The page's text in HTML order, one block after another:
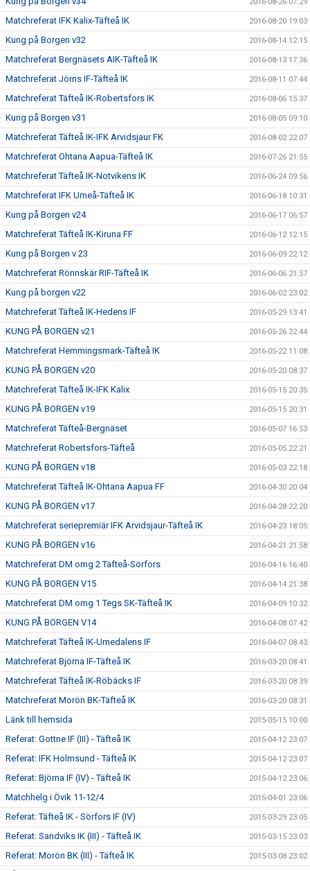
Matchreferat IFK Kalix-Täfteå IK 2016-08-20 19:03
Kung på Borgen v32 2016-08-14 12:15
Matchreferat Bergnäsets AIK-Täfteå IK 2016-08-13 17:36
Matchreferat Jörns IF-Täfteå IK 2016-08-11 07:44
Matchreferat Täfteå IK-Robertsfors IK 2016-08-06 15:37
Kung på Borgen v31 2016-08-05 09:10
Matchreferat Täfteå IK-IFK Arvidsjaur FK 2016-08-02 22:07
Matchreferat Ohtana Aapua-Täfteå IK 2016-07-26 21:55
Matchreferat Täfteå IK-Notvikens IK 2016-06-24 09:56
Matchreferat IFK Umeå-Täfteå IK 2016-06-18 10:31
Kung på Borgen v24 2016-06-17 06:57
Matchreferat Täfteå IK-Kiruna FF 2016-06-12 12:15
Kung på Borgen v 23 2016-06-09 22:12
Matchreferat Rönnskär RIF-Täfteå IK 2016-06-06 21:57
Kung på borgen v22 2016-06-02 23:02
Matchreferat Täfteå IK-Hedens IF 2016-05-29 13:41
KUNG PÅ BORGEN v21 2016-05-26 22:44
Matchreferat Hemmingsmark-Täfteå IK 2016-05-22 11:08
KUNG PÅ BORGEN v20 2016-05-20 08:37
Matchreferat Täfteå IK-IFK Kalix 2016-05-15 20:35
KUNG PÅ BORGEN v19 2016-05-15 20:31
Matchreferat Täfteå-Bergnäset 2016-05-07 16:53
Matchreferat Robertsfors-Täfteå 2016-05-05 22:21
KUNG PÅ BORGEN v18 2016-05-03 22:18
Matchreferat Täfteå IK-Ohtana Aapua FF 2016-04-30 20:04
KUNG PÅ BORGEN v17 2016-04-28 22:20
Matchreferat seriepremiär IFK Arvidsjaur-Täfteå IK 2016-04-23 18:05
KUNG PÅ BORGEN v16 2016-04-21 21:58
Matchreferat DM omg 2 Täfteå-Sörfors 2016-04-16 16:40
KUNG PÅ BORGEN V15 2016-04-14 21:38
Matchreferat DM omg 1 Tegs SK-Täfteå IK 2016-04-09 10:32
KUNG PÅ BORGEN V14 2016-04-08 07:42
Matchreferat Täfteå IK-Umedalens IF 2016-04-07 08:43
Matchreferat Björna IF-Täfteå IK 2016-03-20 08:41
Matchreferat Täfteå IK-Röbäcks IF 2016-03-20 08:39
Matchreferat Morön BK-Täfteå IK 2016-03-20 08:31
Länk till hemsida 2015-05-15 10:00
Referat: Gottne IF (III) - Täfteå IK 2015-04-12 23:07
Referat: IFK Holmsund - Täfteå IK 2015-04-12 23:07
Referat: Björna IF (IV) - Täfteå IK 2015-04-12 23:06
Matchhelg i Övik 11-12/4 2015-04-01 23:06
Referat: Täfteå IK - Sörfors IF (IV) 2015-03-29 23:05
Referat: Sandviks IK (III) - Täfteå IK 2015-03-15 23:03
Referat: Morön BK (III) - Täfteå IK 2015-03-08 23:02